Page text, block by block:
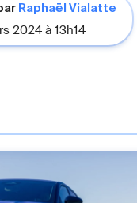
Raphaël Vialatte
2024 à 13h14